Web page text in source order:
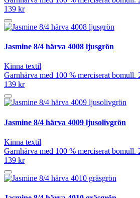
139 kr
Jasmine 8/4 härva 4008 ljusgrön
Kinna textil
Garnhärva med 100 % merciserat bomull.
139 kr
Jasmine 8/4 härva 4009 ljusolivgrön
Kinna textil
Garnhärva med 100 % merciserat bomull.
139 kr